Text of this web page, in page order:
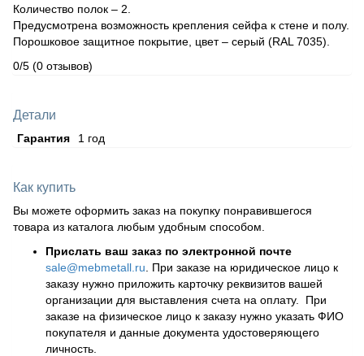
Количество полок – 2.
Предусмотрена возможность крепления сейфа к стене и полу.
Порошковое защитное покрытие, цвет – серый (RАL 7035).
0/5 (0 отзывов)
Детали
Гарантия 1 год
Как купить
Вы можете оформить заказ на покупку понравившегося
товара из каталога любым удобным способом.
Прислать ваш заказ по электронной почте
sale@mebmetall.ru . При заказе на юридическое лицо к
заказу нужно приложить карточку реквизитов вашей
организации для выставления счета на оплату. При
заказе на физическое лицо к заказу нужно указать ФИО
покупателя и данные документа удостоверяющего
личность.